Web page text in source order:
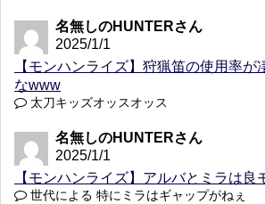
名無しのHUNTERさん
2025/1/1
【モンハンライズ】狩猟笛の使用率が
なwww
太刀キッズオッスオッス
名無しのHUNTERさん
2025/1/1
【モンハンライズ】アルバとミラは良
世代による 特にミラはギャップがねぇ